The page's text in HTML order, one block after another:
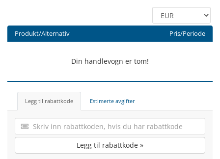
Produkt/Alternativ Pris/Periode
Din handlevogn er tom!
Legg til rabattkode Estimerte avgifter
Legg til rabattkode »